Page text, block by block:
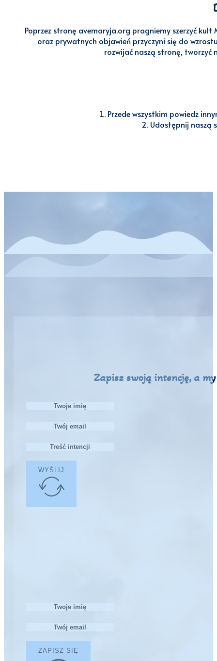
Poprzez stronę avemaryja.org pragniemy szerzyć
oraz prywatnych objawień przyczyni się do
rozwijać naszą stronę, tworzyć
Przede wszystkim powiedz
Udostępnij naszą
Zapisz swoją intencję, a
WYŚLIJ
ZAPISZ SIĘ